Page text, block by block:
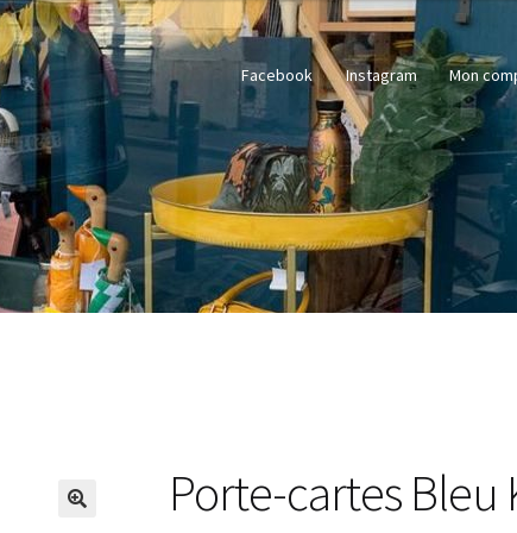
Facebook Instagram Mon
Porte-cartes Bleu